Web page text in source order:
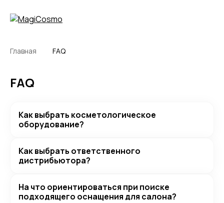
Главная FAQ
FAQ
Как выбрать косметологическое
оборудование?
Как выбрать ответственного
дистрибьютора?
На что ориентироваться при поиске
подходящего оснащения для салона?